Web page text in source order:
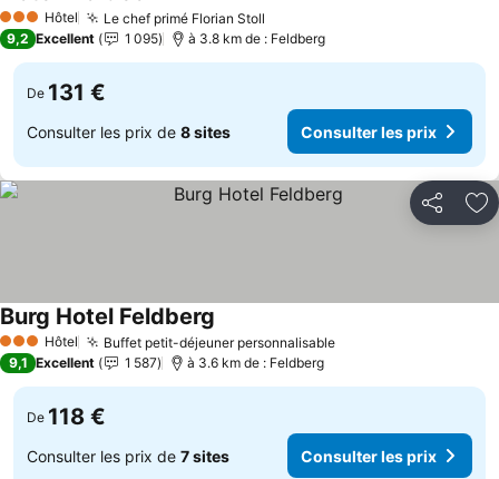
3 ÉtoilesHôtel Le chef primé Florian Stoll
9,2 Excellent 1 095 à 3.8 km de : Feldberg
De 131 €
Consulter les prix de 8 sites Consulter les prix
Partager
3 ÉtoilesHôtel Buffet petit-déjeuner personnalisableConsulter les prix
Burg Hotel Feldberg
9,1 Excellent 1 587 à 3.6 km de : Feldberg
De 118 €
Consulter les prix de 7 sites Consulter les prix